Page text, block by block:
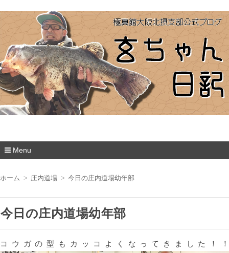
極真館大阪北摂支部
Menu
テ
へ
移
動
ホーム 庄内道場 今日の庄内道場幼年部
今日の庄内道場幼年部
コウガの型もカッコよくなってきました！！